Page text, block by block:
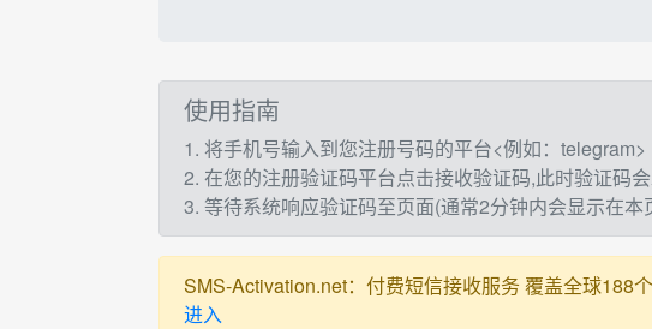
使用指南
1. 将手机号输入到您注册号码的平台<例如：telegram>
2. 在您的注册验证码平台点击接收验证码,此时验证码
3. 等待系统响应验证码至页面(通常2分钟内会显示在
SMS-Activation.net：付费短信接收服务 覆盖全球188
进入